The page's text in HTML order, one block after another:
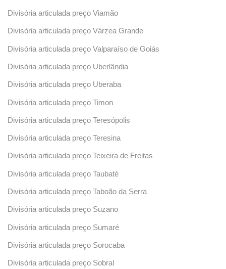
Divisória articulada preço Viamão
Divisória articulada preço Várzea Grande
Divisória articulada preço Valparaíso de Goiás
Divisória articulada preço Uberlândia
Divisória articulada preço Uberaba
Divisória articulada preço Timon
Divisória articulada preço Teresópolis
Divisória articulada preço Teresina
Divisória articulada preço Teixeira de Freitas
Divisória articulada preço Taubaté
Divisória articulada preço Taboão da Serra
Divisória articulada preço Suzano
Divisória articulada preço Sumaré
Divisória articulada preço Sorocaba
Divisória articulada preço Sobral